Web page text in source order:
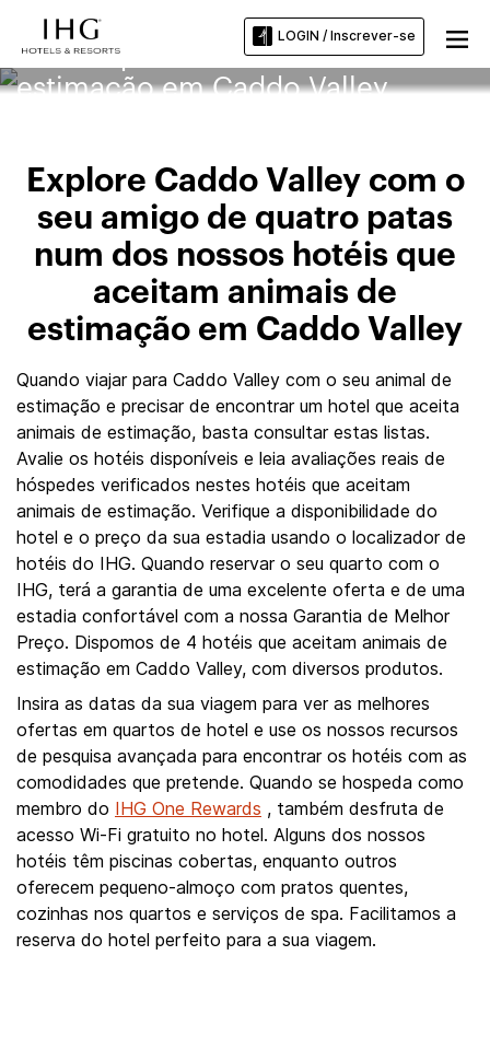
LOGIN / Inscrever-se
Hotéis que aceitam animais de
estimação em Caddo Valley
Explore Caddo Valley com o
seu amigo de quatro patas
num dos nossos hotéis que
aceitam animais de
estimação em Caddo Valley
Quando viajar para Caddo Valley com o seu animal de
estimação e precisar de encontrar um hotel que aceita
animais de estimação, basta consultar estas listas.
Avalie os hotéis disponíveis e leia avaliações reais de
hóspedes verificados nestes hotéis que aceitam
animais de estimação. Verifique a disponibilidade do
hotel e o preço da sua estadia usando o localizador de
hotéis do IHG. Quando reservar o seu quarto com o
IHG, terá a garantia de uma excelente oferta e de uma
estadia confortável com a nossa Garantia de Melhor
Preço. Dispomos de 4 hotéis que aceitam animais de
estimação em Caddo Valley, com diversos produtos.
Insira as datas da sua viagem para ver as melhores
ofertas em quartos de hotel e use os nossos recursos
de pesquisa avançada para encontrar os hotéis com as
comodidades que pretende. Quando se hospeda como
membro do IHG One Rewards , também desfruta de
acesso Wi-Fi gratuito no hotel. Alguns dos nossos
hotéis têm piscinas cobertas, enquanto outros
oferecem pequeno-almoço com pratos quentes,
cozinhas nos quartos e serviços de spa. Facilitamos a
reserva do hotel perfeito para a sua viagem.